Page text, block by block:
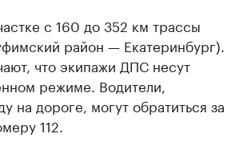
с 160 до 352 км трассы
район — Екатеринбург).
что экипажи ДПС несут
режиме. Водители,
на дороге, могут обратиться за
112.